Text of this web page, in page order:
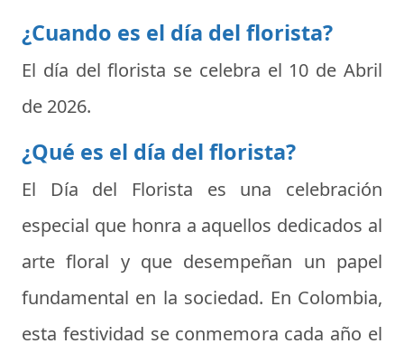
¿Cuando es el día del florista?
El día del florista se celebra el 10 de Abril
de 2026.
¿Qué es el día del florista?
El Día del Florista es una celebración
especial que honra a aquellos dedicados al
arte floral y que desempeñan un papel
fundamental en la sociedad. En Colombia,
esta festividad se conmemora cada año el